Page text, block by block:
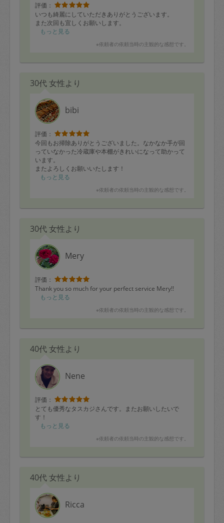
評価：
いつも綺麗にしていただきありがとうございます。
また次回も宜しくお願いします。
もっと見る
※依頼者の依頼当時の主観的な感想です。
30代 女性より
bibi
評価：
今回もお掃除ありがとうございました。なかなか手が回
っていなかった冷蔵庫や本棚がきれいになって助かって
います。
またよろしくお願いいたします！
もっと見る
※依頼者の依頼当時の主観的な感想です。
30代 女性より
Mery
評価：
Thank you so much for your perfect service Mery!!
もっと見る
※依頼者の依頼当時の主観的な感想です。
40代 女性より
Nene
評価：
とても優秀なタスカジさんです。またお願いしたいで
す！
もっと見る
※依頼者の依頼当時の主観的な感想です。
40代 女性より
Ricca